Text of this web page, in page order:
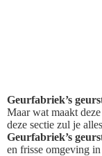
Geurfabriek’s
Maar wat maakt deze
deze sectie zul je
Geurfabriek’s
en frisse omgeving